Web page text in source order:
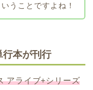
うことですよね！
本が刊行
アライブ+シリーズ